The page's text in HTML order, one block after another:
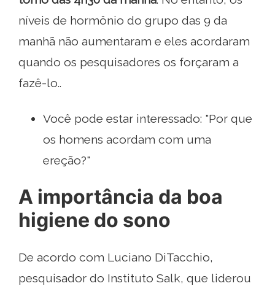
níveis de hormônio do grupo das 9 da
manhã não aumentaram e eles acordaram
quando os pesquisadores os forçaram a
fazê-lo..
Você pode estar interessado: "Por que
os homens acordam com uma
ereção?"
A importância da boa
higiene do sono
De acordo com Luciano DiTacchio,
pesquisador do Instituto Salk, que liderou